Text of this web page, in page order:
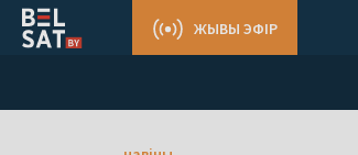
ЖЫВЫ ЭФІР